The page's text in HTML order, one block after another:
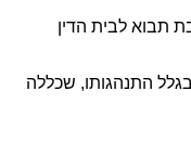
תבוא לבית הדין
התנהגותו, שכללה